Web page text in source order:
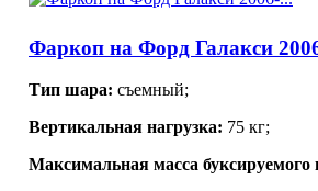
Фаркоп на Форд Галакси
Тип шара: съемный;
Вертикальная нагрузка: 75 кг;
Максимальная масса буксируемого